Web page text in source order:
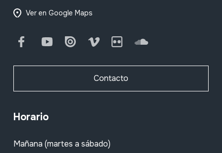
Ver en Google Maps
FacebookYoutube Issuu Vimeo Flickr SoundCloud
Contacto
Horario
Mañana (martes a sábado)